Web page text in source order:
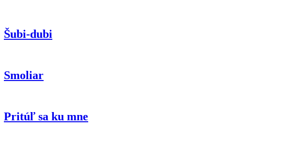
Šubi-dubi
Smoliar
Pritúľ sa ku mne